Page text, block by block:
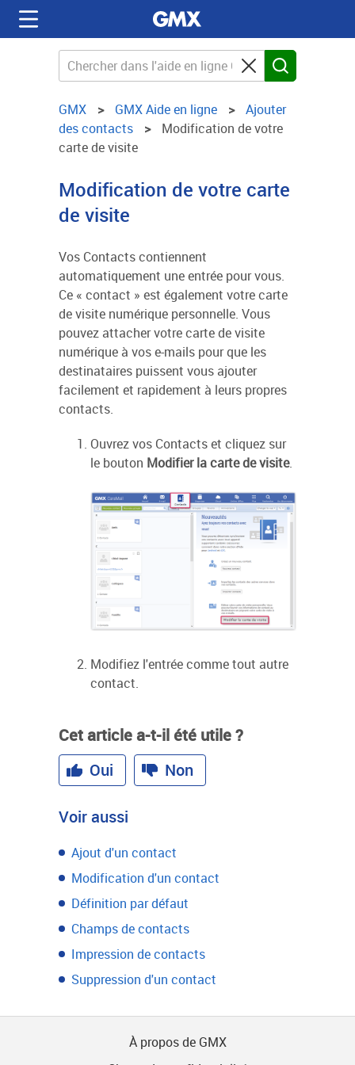
GMX GMX Aide en ligne
Ajouter
des contacts
Modification de votre
carte de visite
Modification de votre carte
de visite
Vos Contacts contiennent
automatiquement une entrée pour vous.
Ce « contact » est également votre carte
de visite numérique personnelle. Vous
pouvez attacher votre carte de visite
numérique à vos e-mails pour que les
destinataires puissent vous ajouter
facilement et rapidement à leurs propres
contacts.
Ouvrez vos Contacts et cliquez sur
le bouton Modifier la carte de visite.
Modifiez l'entrée comme tout autre
contact.
Cet article a-t-il été utile ?
Oui
Non
Voir aussi
Ajout d'un contact
Modification d'un contact
Définition par défaut
Champs de contacts
Impression de contacts
Suppression d'un contact
À propos de GMX